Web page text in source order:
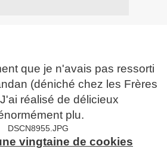
que je n'avais pas ressorti
(déniché chez les Frères
réalisé de délicieux
plu.
vingtaine de cookies